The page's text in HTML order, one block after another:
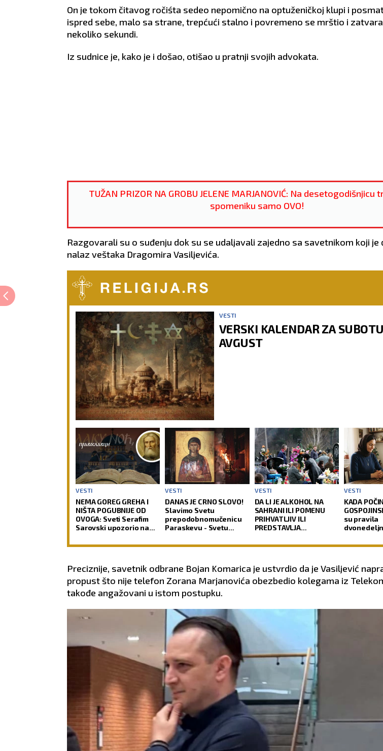
On je tokom čitavog ročiśta sedeo nepomično na optuženičkoj klupi i
ispred sebe, malo sa strane, trepćući stalno i povremeno se mrštio i
nekoliko sekundi.
Iz sudnice je, kako je i došao, otišao u pratnji svojih advokata.
TUŽAN PRIZOR NA GROBU JELENE MARJANOVIĆ: Na desetogodišnjicu
spomeniku samo OVO!
Razgovarali su o suđenju dok su se udaljavali zajedno sa savetnikom koji je
nalaz veštaka Dragomira Vasiljevića.
VESTI
VERSKI KALENDAR ZA
AVGUST
VESTI
NEMA GOREG GREHA I
NIŠTA POGUBNIJE OD
OVOGA: Sveti Serafim
Sarovski upozorio na
teško pronalazi izlaz
VESTI
DANAS JE CRNO SLOVO!
Slavimo Svetu
prepodobnomučenicu
Paraskevu - Svetu
VESTI
DA LI JE ALKOHOL NA
SAHRANI ILI POMENU
PRIHVATLJIV ILI
PREDSTAVLJA
DUŠI POKOJNIKA: Crkva
VESTI
KADA
su pravila
od
Preciznije, savetnik odbrane Bojan Komarica je ustvrdio da je Vasiljević
propust što nije telefon Zorana Marjanovića obezbedio kolegama iz
takođe angažovani u istom postupku.
VAGA
24.9 - 23.10
ŠKORPIJA
24.10 - 22.11